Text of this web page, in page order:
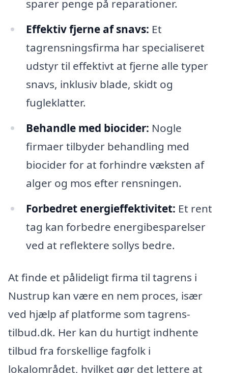
sparer penge på reparationer.
Effektiv fjerne af snavs: Et
tagrensningsfirma har specialiseret
udstyr til effektivt at fjerne alle typer
snavs, inklusiv blade, skidt og
fugleklatter.
Behandle med biocider: Nogle
firmaer tilbyder behandling med
biocider for at forhindre væksten af
alger og mos efter rensningen.
Forbedret energieffektivitet: Et rent
tag kan forbedre energibesparelser
ved at reflektere sollys bedre.
At finde et pålideligt firma til tagrens i
Nustrup kan være en nem proces, især
ved hjælp af platforme som tagrens-
tilbud.dk. Her kan du hurtigt indhente
tilbud fra forskellige fagfolk i
lokalområdet, hvilket gør det lettere at